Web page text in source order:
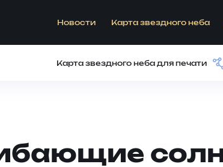
Новости Карта звездного неба
Карта звездного неба для печати